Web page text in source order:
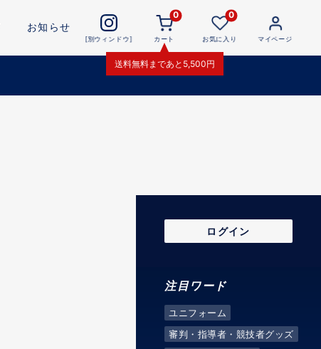
お知らせ
[別ウィンドウ]
0
カート
送料無料まであと 5,500円
0
お気に入り マイページ
ログイン
注目ワード
ユニフォーム
審判・指導者・競技者グッズ